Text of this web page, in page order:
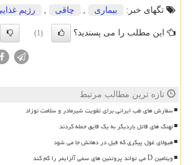
تگهای خبر:
بیماری چاقی رژیم
این مطلب را می پسندید؟ (1)
تازه ترین مطالب مرتبط
سفارش های طب ایرانی برای تقویت شیرمادر و سلامت نوزاد
نهنگ های قاتل باردیگر به یک قایق حمله کردند
هیولای غول پیکری که فیل در دهانش جا می شود
ویتامین D می تواند پروتئین های سمی آلزایمر را کم کند